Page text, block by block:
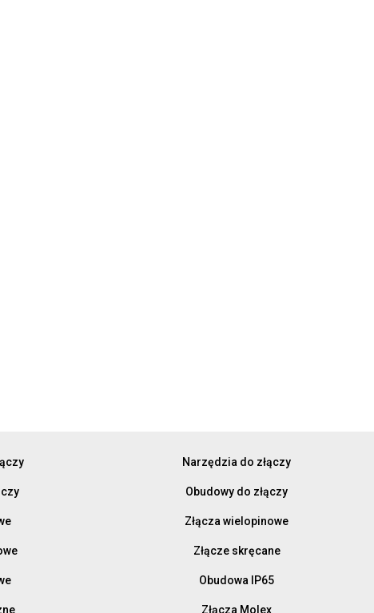
Narzędzia do złączy
Obudowy do złączy
Złącza wielopinowe
Złącze skręcane
Obudowa IP65
Złącza Molex